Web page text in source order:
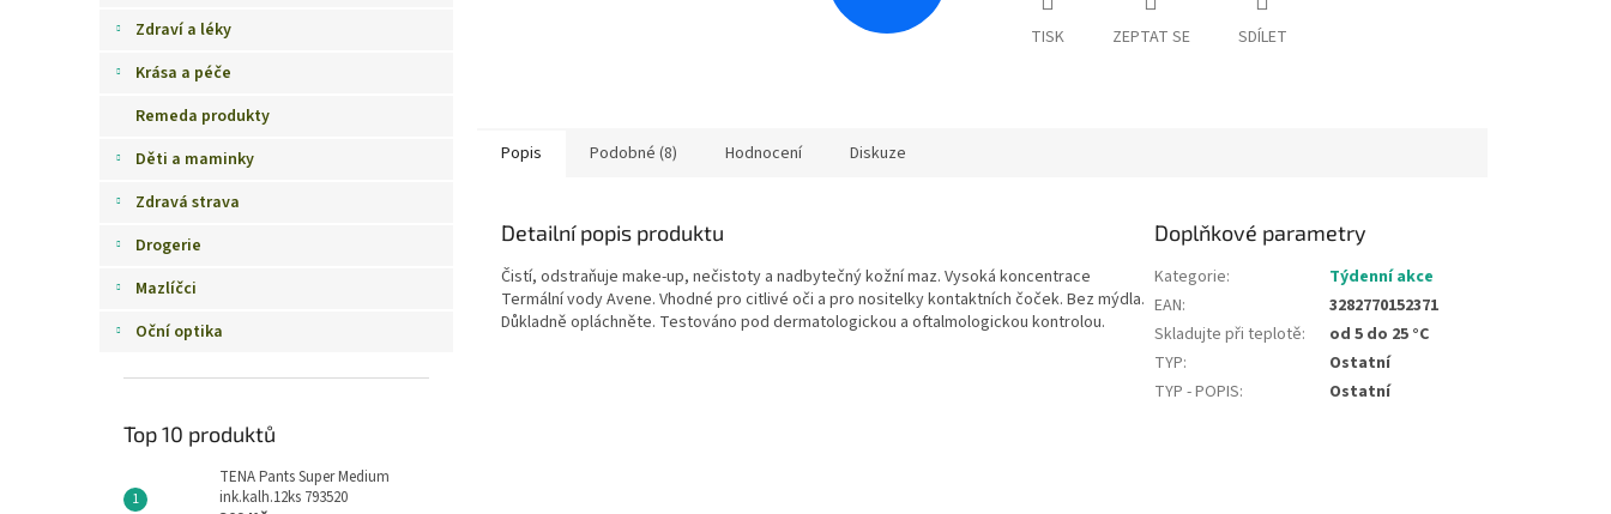
Zdraví a léky
Krása a péče
Remeda produkty
Děti a maminky
Zdravá strava
Drogerie
Mazlíčci
Oční optika
Top 10 produktů
TENA Pants Super Medium
ink.kalh.12ks 793520
TISK ZEPTAT SE SDÍLET
Popis Podobné (8) Hodnocení Diskuze
Detailní popis produktu
Čistí, odstraňuje make-up, nečistoty a nadbytečný kožní maz. Vysoká koncentrace
Termální vody Avene. Vhodné pro citlivé oči a pro nositelky kontaktních čoček. Bez mýdla.
Důkladně opláchněte. Testováno pod dermatologickou a oftalmologickou kontrolou.
Doplňkové parametry
Kategorie:
Týdenní akce
EAN:
3282770152371
Skladujte při teplotě:
od 5 do 25 °C
TYP:
Ostatní
TYP - POPIS: Ostatní